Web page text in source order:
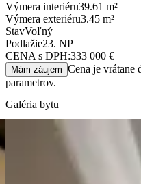
Výmera interiéru39.61 m²
Výmera exteriéru3.45 m²
StavVoľný
Podlažie23. NP
CENA s DPH:333 000 €
Mám záujem Cena je vrátane
parametrov.
Galéria bytu